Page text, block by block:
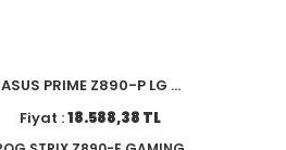
ASUS PRIME Z890-P LG ...
Fiyat :18.588,38 TL